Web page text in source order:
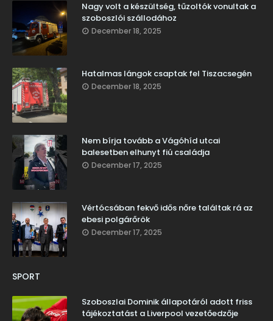
Nagy volt a készültség, tűzoltók vonultak a
szoboszlói szállodához
December 18, 2025
Hatalmas lángok csaptak fel Tiszacsegén
December 18, 2025
Nem bírja tovább a Vágóhíd utcai
balesetben elhunyt fiú családja
December 17, 2025
Vértócsában fekvő idős nőre találtak rá az
ebesi polgárőrök
December 17, 2025
SPORT
Szoboszlai Dominik állapotáról adott friss
tájékoztatást a Liverpool vezetőedzője